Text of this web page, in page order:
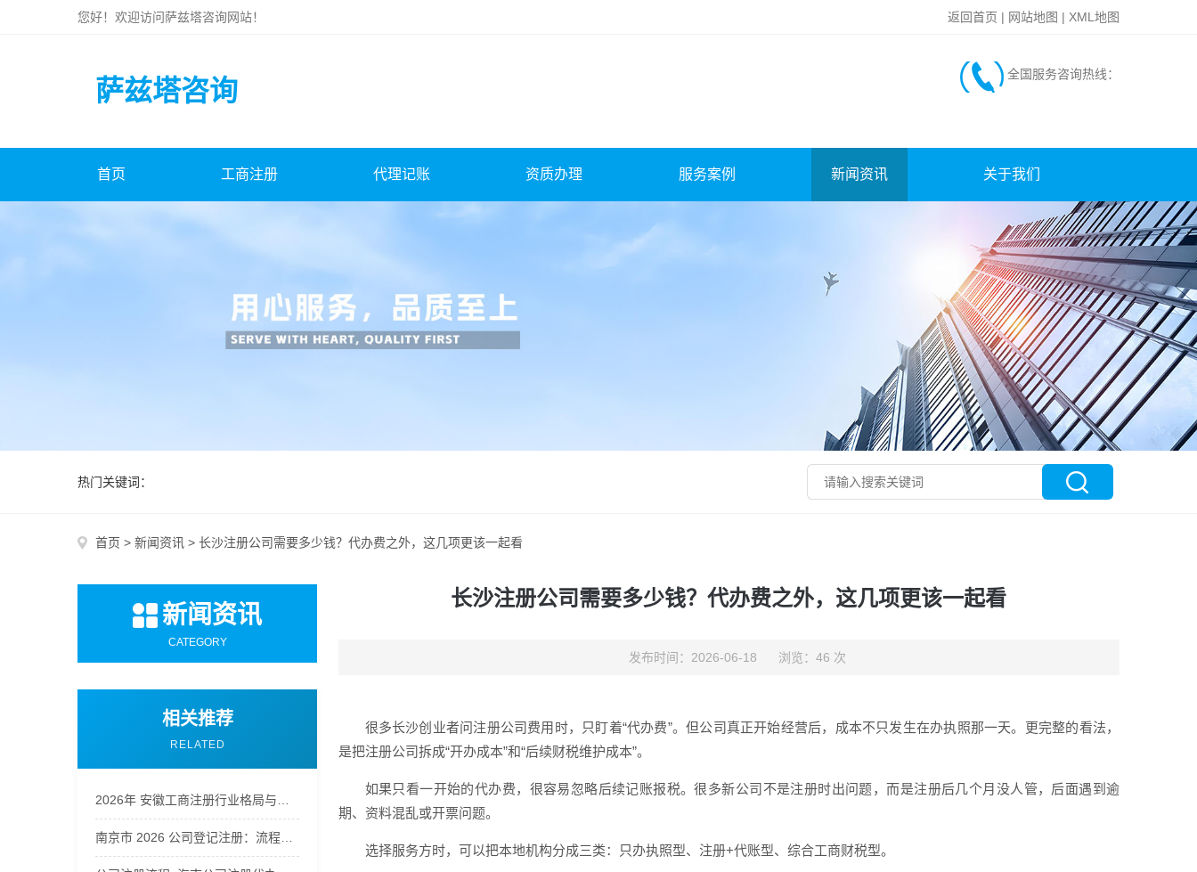
您好！欢迎访问萨兹塔咨询网站！ 返回首页 | 网站地图 | XML地图
萨兹塔咨询
全国服务咨询热线：
首页 工商注册 代理记账 资质办理 服务案例 新闻资讯 关于我们
热门关键词：
首页 > 新闻资讯 > 长沙注册公司需要多少钱？代办费之外，这几项更该一起看
新闻资讯
CATEGORY
相关推荐
RELATED
长沙注册公司需要多少钱？代办费之外，这几项更该一起看
发布时间：2026-06-18 浏览：46 次
很多长沙创业者问注册公司费用时，只盯着“代办费”。但公司真正开始经营后，成本不只发生在办执照那一天。更完整的看法，
是把注册公司拆成“开办成本”和“后续财税维护成本”。
如果只看一开始的代办费，很容易忽略后续记账报税。很多新公司不是注册时出问题，而是注册后几个月没人管，后面遇到逾
期、资料混乱或开票问题。
选择服务方时，可以把本地机构分成三类：只办执照型、注册+代账型、综合工商财税型。